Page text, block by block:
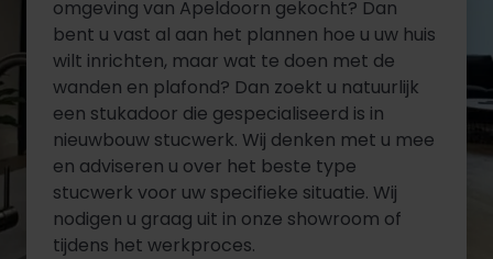
omgeving van Apeldoorn gekocht? Dan
bent u vast al aan het plannen hoe u uw huis
wilt inrichten, maar wat te doen met de
wanden en plafond? Dan zoekt u natuurlijk
een stukadoor die gespecialiseerd is in
nieuwbouw stucwerk. Wij denken met u mee
en adviseren u over het beste type
stucwerk voor uw specifieke situatie. Wij
nodigen u graag uit in onze showroom of
tijdens het werkproces.